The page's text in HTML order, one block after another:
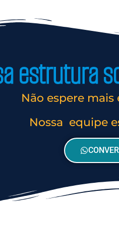
estrutura
Não espere
Nossa equipe